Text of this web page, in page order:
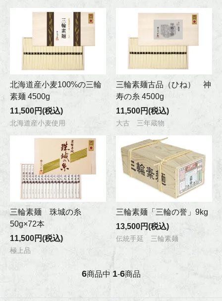
北海道産小麦100%の三輪
素麺 4500g
11,500円(税込)
北海道産小麦使用
三輪素麺古品（ひね） 神
寿の糸 4500g
11,500円(税込)
大古 三年蔵物
三輪素麺 珠城の糸
50g×72本
11,500円(税込)
極上品
三輪素麺「三輪の誉」9kg
13,500円(税込)
伝統手延 三輪素麺
6商品中 1-6商品